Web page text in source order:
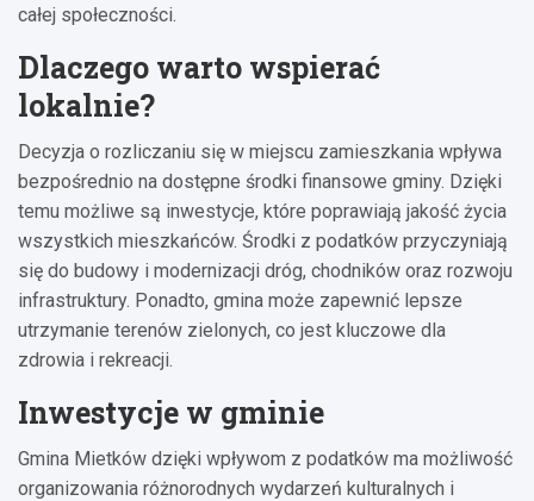
całej społeczności.
Dlaczego warto wspierać
lokalnie?
Decyzja o rozliczaniu się w miejscu zamieszkania wpływa
bezpośrednio na dostępne środki finansowe gminy. Dzięki
temu możliwe są inwestycje, które poprawiają jakość życia
wszystkich mieszkańców. Środki z podatków przyczyniają
się do budowy i modernizacji dróg, chodników oraz rozwoju
infrastruktury. Ponadto, gmina może zapewnić lepsze
utrzymanie terenów zielonych, co jest kluczowe dla
zdrowia i rekreacji.
Inwestycje w gminie
Gmina Mietków dzięki wpływom z podatków ma możliwość
organizowania różnorodnych wydarzeń kulturalnych i